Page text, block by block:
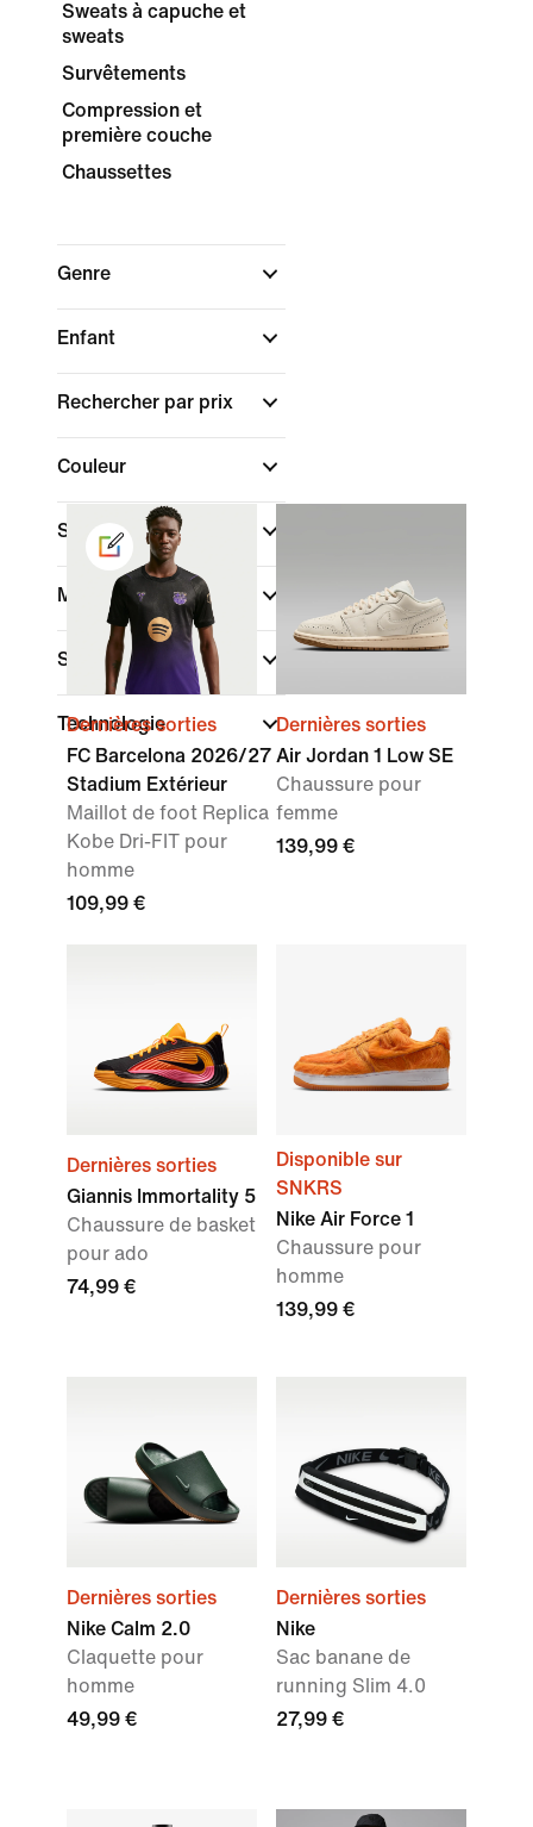
Sweats à capuche et
sweats
Survêtements
Compression et
première couche
Chaussettes
Genre
Enfant
Rechercher par prix
Couleur
Sport
Marque
Style
Technologie
Dernières sorties
FC Barcelona 2026/27
Stadium Extérieur
Maillot de foot Replica
Kobe Dri-FIT pour
homme
109,99 €
Dernières sorties
Air Jordan 1 Low SE
Chaussure pour
femme
139,99 €
Dernières sorties
Giannis Immortality 5
Chaussure de basket
pour ado
74,99 €
Disponible sur
SNKRS
Nike Air Force 1
Chaussure pour
homme
139,99 €
Dernières sorties
Nike Calm 2.0
Claquette pour
homme
49,99 €
Dernières sorties
Nike
Sac banane de
running Slim 4.0
27,99 €